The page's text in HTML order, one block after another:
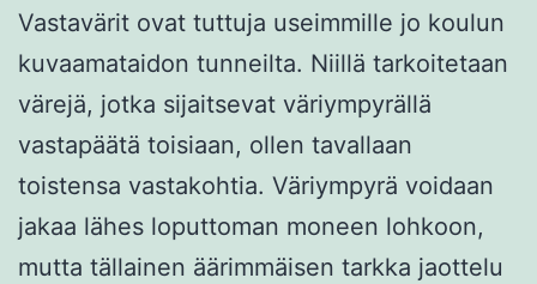
Vastavärit ovat tuttuja useimmille jo koulun
kuvaamataidon tunneilta. Niillä tarkoitetaan
värejä, jotka sijaitsevat väriympyrällä
vastapäätä toisiaan, ollen tavallaan
toistensa vastakohtia. Väriympyrä voidaan
jakaa lähes loputtoman moneen lohkoon,
mutta tällainen äärimmäisen tarkka jaottelu